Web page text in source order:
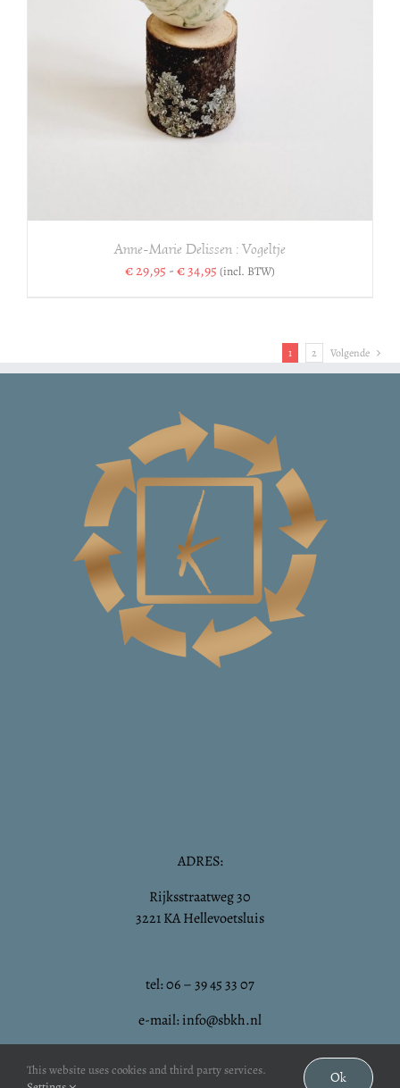
Anne-Marie Delissen : Vogeltje
€29,95 -€34,95Prijsklasse:
(incl. BTW)
1 2 Volgende
ADRES:
Rijksstraatweg 30
3221 KA Hellevoetsluis
tel: 06 – 39 45 33 07
e-mail: info@sbkh.nl
This website uses cookies and third party services.
Ok